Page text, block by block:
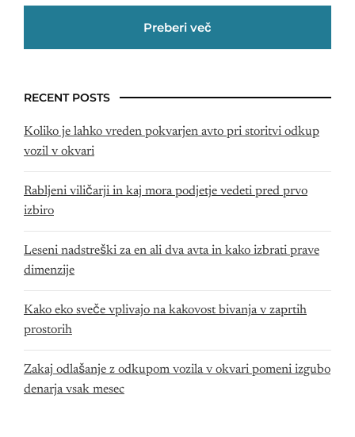
Preberi več
RECENT POSTS
Koliko je lahko vreden pokvarjen avto pri storitvi odkup
vozil v okvari
Rabljeni viličarji in kaj mora podjetje vedeti pred prvo
izbiro
Leseni nadstreški za en ali dva avta in kako izbrati prave
dimenzije
Kako eko sveče vplivajo na kakovost bivanja v zaprtih
prostorih
Zakaj odlašanje z odkupom vozila v okvari pomeni izgubo
denarja vsak mesec